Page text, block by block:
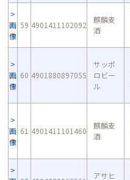
画
像
59 4901411102092
麒麟麦
酒
画
像
60 4901880897055
サッポ
ロビー
ル
画
像
61 4901411101460
麒麟麦
酒
アサヒ